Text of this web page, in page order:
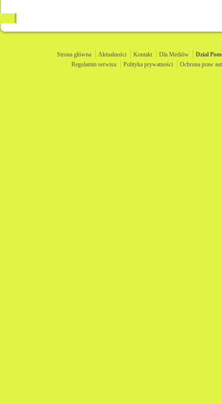
Strona główna Aktualności Kontakt Dla Mediów Dział
Regulamin serwisu
Polityka prywatności Ochrona praw